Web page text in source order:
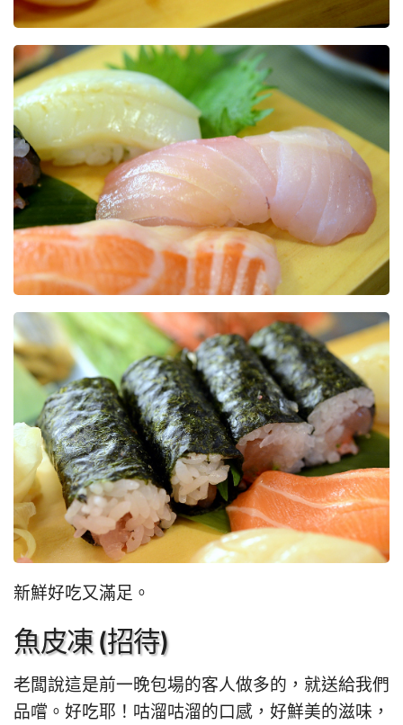
新鮮好吃又滿足。
魚皮凍 (招待)
老闆說這是前一晚包場的客人做多的，就送給我們
品嚐。好吃耶！咕溜咕溜的口感，好鮮美的滋味，